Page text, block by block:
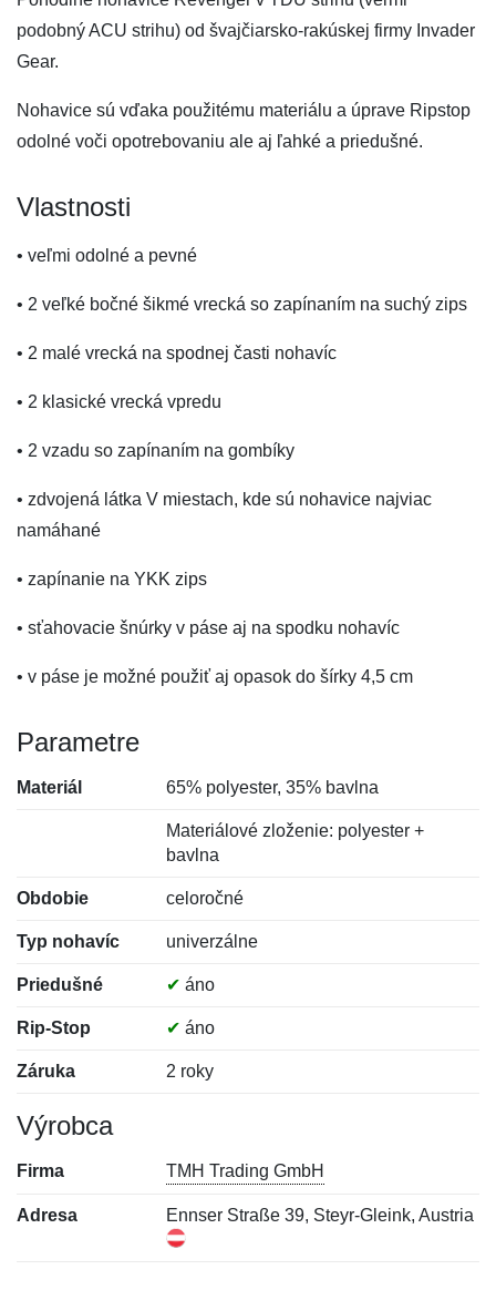
podobný ACU strihu) od švajčiarsko-rakúskej firmy Invader
Gear.
Nohavice sú vďaka použitému materiálu a úprave Ripstop
odolné voči opotrebovaniu ale aj ľahké a priedušné.
Vlastnosti
• veľmi odolné a pevné
• 2 veľké bočné šikmé vrecká so zapínaním na suchý zips
• 2 malé vrecká na spodnej časti nohavíc
• 2 klasické vrecká vpredu
• 2 vzadu so zapínaním na gombíky
• zdvojená látka V miestach, kde sú nohavice najviac
namáhané
• zapínanie na YKK zips
• sťahovacie šnúrky v páse aj na spodku nohavíc
• v páse je možné použiť aj opasok do šírky 4,5 cm
Parametre
Materiál 65% polyester, 35% bavlna
Materiálové zloženie: polyester +
bavlna
Obdobie celoročné
Typ nohavíc univerzálne
Priedušné ✔ áno
Rip-Stop ✔ áno
Záruka 2 roky
Výrobca
Firma TMH Trading GmbH
Adresa Ennser Straße 39, Steyr-Gleink, Austria